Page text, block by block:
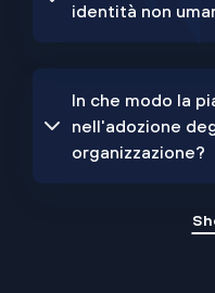
identità non
In che modo la
nell'adozione
organizzazione?